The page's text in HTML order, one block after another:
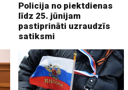
Policija no piektdienas
līdz 25. jūnijam
pastiprināti uzraudzīs
satiksmi